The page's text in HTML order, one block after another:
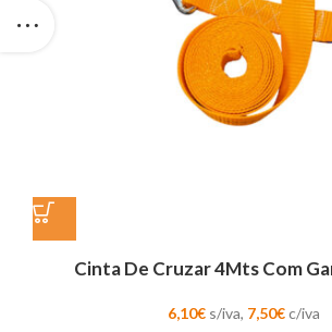
Cinta De Cruzar 4Mts Com
6,10€ s/iva, 7,50€c/iva